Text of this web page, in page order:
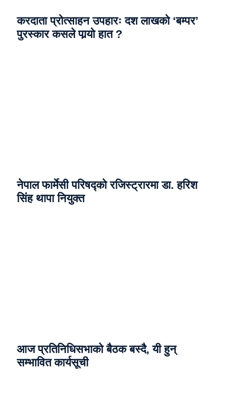
करदाता प्रोत्साहन उपहारः दश लाखको ‘बम्पर’
पुरस्कार कसले पार्‍याे हात ?
नेपाल फार्मेसी परिषद्को रजिस्ट्रारमा डा. हरिश
सिंह थापा नियुक्त
आज प्रतिनिधिसभाको बैठक बस्दै, यी हुन्
सम्भावित कार्यसूची